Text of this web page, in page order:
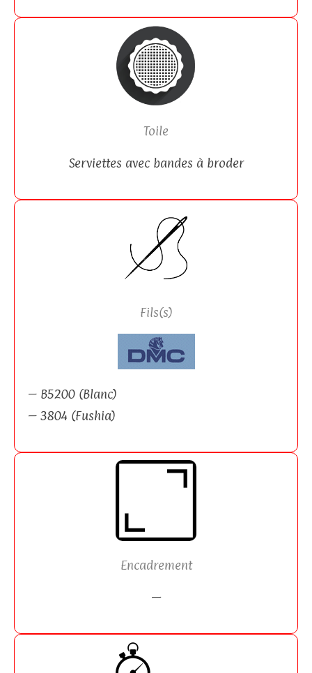
Toile
Serviettes avec bandes à broder
Fils(s)
– B5200 (Blanc)
– 3804 (Fushia)
Encadrement
—